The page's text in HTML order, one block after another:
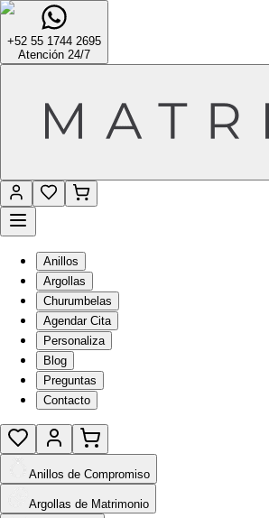
+52 55 1744 2695
Atención 24/7
Anillos
Argollas
Churumbelas
Agendar Cita
Personaliza
Blog
Preguntas
Contacto
Anillos de Compromiso
Argollas de Matrimonio